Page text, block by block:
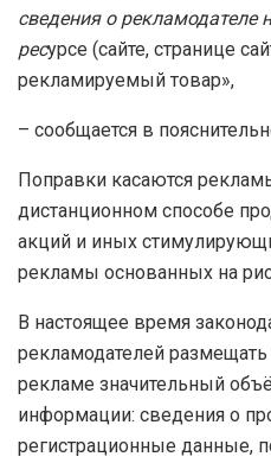
сведения о
ресурсе (сайте, странице
рекламируемый товар»,
– сообщается в
Поправки касаются
дистанционном способе
акций и иных
рекламы основанных на
В настоящее время
рекламодателей
рекламе значительный
информации: сведения о
регистрационные данные,